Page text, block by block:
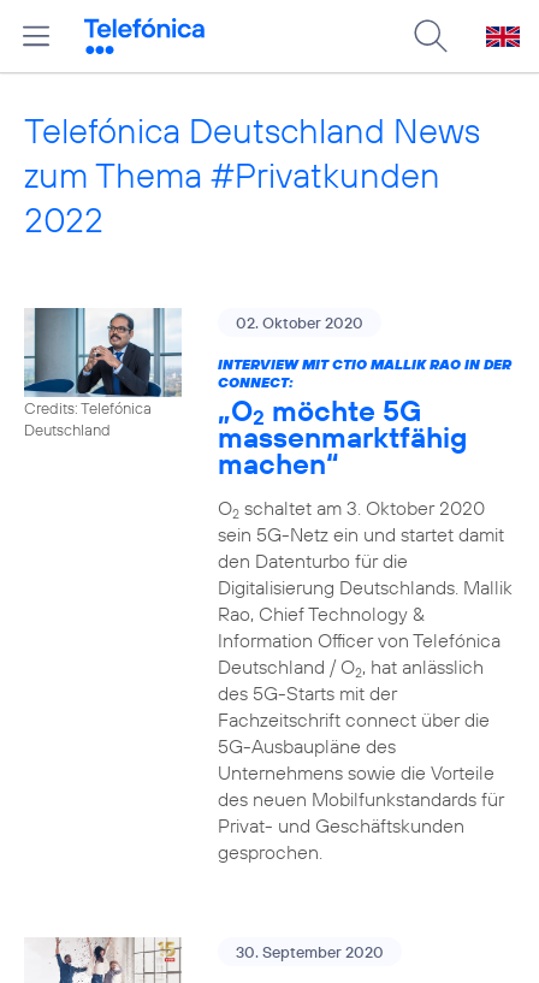
Telefónica Deutschland News
zum Thema #Privatkunden
2022
Credits: Telefónica
Deutschland
02. Oktober 2020
INTERVIEW MIT CTIO MALLIK RAO IN DER
CONNECT:
„O2 möchte 5G
massenmarktfähig
machen“
O2schaltet am 3. Oktober 2020
sein 5G-Netz ein und startet damit
den Datenturbo für die
Digitalisierung Deutschlands. Mallik
Rao, Chief Technology &
Information Officer von Telefónica
Deutschland / O2, hat anlässlich
des 5G-Starts mit der
Fachzeitschrift connect über die
5G-Ausbaupläne des
Unternehmens sowie die Vorteile
des neuen Mobilfunkstandards für
Privat- und Geschäftskunden
gesprochen.
30. September 2020